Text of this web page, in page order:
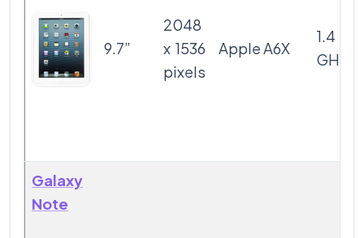
9.7”
2048
x 1536
pixels
Apple A6X
1.4
GHz
Galaxy
Note